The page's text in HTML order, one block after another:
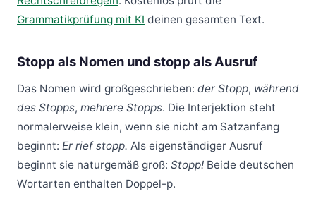
Grammatikprüfung mit KI deinen gesamten Text.
Stopp als Nomen und stopp als Ausruf
Das Nomen wird großgeschrieben: der Stopp, während
des Stopps, mehrere Stopps. Die Interjektion steht
normalerweise klein, wenn sie nicht am Satzanfang
beginnt: Er rief stopp. Als eigenständiger Ausruf
beginnt sie naturgemäß groß: Stopp! Beide deutschen
Wortarten enthalten Doppel-p.